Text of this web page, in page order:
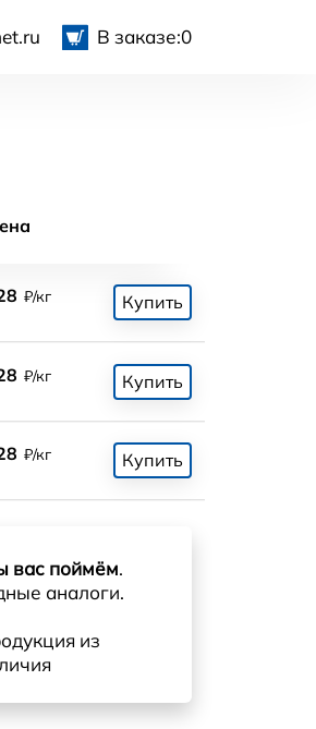
В заказе:0
₽/кг Купить
₽/кг Купить
₽/кг Купить
вас поймём.
аналоги.
из